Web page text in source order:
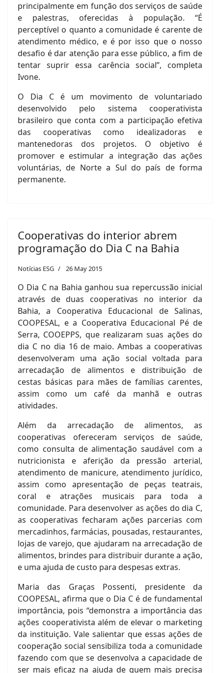
principalmente em função dos serviços de saúde
e palestras, oferecidas à população. “É
perceptível o quanto a comunidade é carente de
atendimento médico, e é por isso que o nosso
desafio é dar atenção para esse público, a fim de
tentar suprir essa carência social”, completa
Ivone.
O Dia C é um movimento de voluntariado
desenvolvido pelo sistema cooperativista
brasileiro que conta com a participação efetiva
das cooperativas como idealizadoras e
mantenedoras dos projetos. O objetivo é
promover e estimular a integração das ações
voluntárias, de Norte a Sul do país de forma
permanente.
Cooperativas do interior abrem
programação do Dia C na Bahia
Notícias ESG 26 May 2015
O Dia C na Bahia ganhou sua repercussão inicial
através de duas cooperativas no interior da
Bahia, a Cooperativa Educacional de Salinas,
COOPESAL, e a Cooperativa Educacional Pé de
Serra, COOEPPS, que realizaram suas ações do
dia C no dia 16 de maio. Ambas a cooperativas
desenvolveram uma ação social voltada para
arrecadação de alimentos e distribuição de
cestas básicas para mães de famílias carentes,
assim como um café da manhã e outras
atividades.
Além da arrecadação de alimentos, as
cooperativas ofereceram serviços de saúde,
como consulta de alimentação saudável com a
nutricionista e aferição da pressão arterial,
atendimento de manicure, atendimento jurídico,
assim como apresentação de peças teatrais,
coral e atrações musicais para toda a
comunidade. Para desenvolver as ações do dia C,
as cooperativas fecharam ações parcerias com
mercadinhos, farmácias, pousadas, restaurantes,
lojas de varejo, que ajudaram na arrecadação de
alimentos, brindes para distribuir durante a ação,
e uma ajuda de custo para despesas extras.
Maria das Graças Possenti, presidente da
COOPESAL, afirma que o Dia C é de fundamental
importância, pois “demonstra a importância das
ações cooperativista além de elevar o marketing
da instituição. Vale salientar que essas ações de
cooperação social sensibiliza toda a comunidade
fazendo com que se desenvolva a capacidade de
ser mais eficaz na ajuda de quem mais precisa